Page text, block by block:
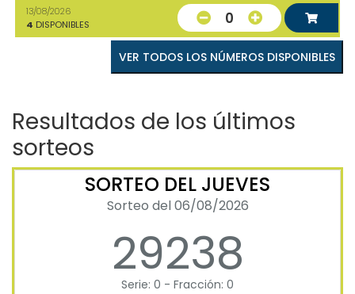
13/08/2026
4 DISPONIBLES 0
VER TODOS LOS NÚMEROS DISPONIBLES
Resultados de los últimos
sorteos
SORTEO DEL JUEVES
Sorteo del 06/08/2026
29238
Serie: 0 - Fracción: 0